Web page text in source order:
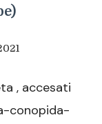
, accesati
conopida-